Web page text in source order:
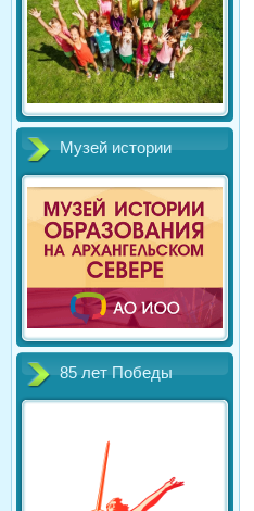
Музей истории
85 лет Победы